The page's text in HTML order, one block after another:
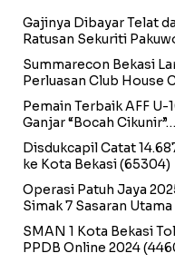
Gajinya Dibayar Telat
Ratusan Sekuriti
Summarecon Bekasi
Perluasan Club House
Pemain Terbaik AFF U-
Ganjar “Bocah Cikunir”…
Disdukcapil Catat
ke Kota Bekasi(65304)
Operasi Patuh Jaya
Simak 7 Sasaran
SMAN 1 Kota Bekasi
PPDB Online 2024